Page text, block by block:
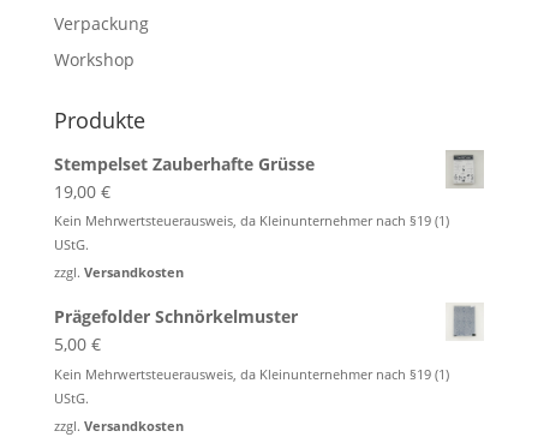
Verpackung
Workshop
Produkte
Stempelset Zauberhafte Grüsse
19,00 €
Kein Mehrwertsteuerausweis, da Kleinunternehmer nach §19 (1)
UStG.
zzgl. Versandkosten
Prägefolder Schnörkelmuster
5,00 €
Kein Mehrwertsteuerausweis, da Kleinunternehmer nach §19 (1)
UStG.
zzgl. Versandkosten